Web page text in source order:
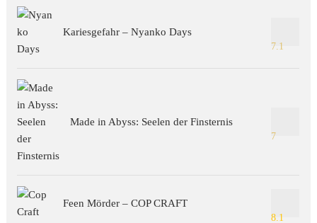
Kariesgefahr – Nyanko Days
7.1
Made in Abyss: Seelen der Finsternis
7
Feen Mörder – COP CRAFT
8.1